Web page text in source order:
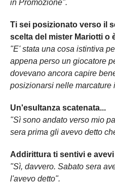
in Promozione".
Ti sei posizionato verso il
scelta del mister Mariotti o
"E' stata una cosa istintiva
appena perso un giocatore
dovevano ancora capire
posizionarsi nelle marcature
Un'esultanza scatenata...
"Sì sono andato verso mio
sera prima gli avevo detto
Addirittura ti sentivi e
"Sì, davvero. Sabato sera
l'avevo detto".